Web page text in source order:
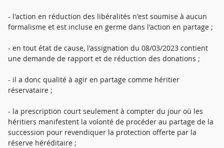
- l'action en réduction des libéralités n'est soumise à aucun
formalisme et est incluse en germe dans l'action en partage ;
- en tout état de cause, l'assignation du 08/03/2023 contient
une demande de rapport et de réduction des donations ;
- il a donc qualité à agir en partage comme héritier
réservataire ;
- la prescription court seulement à compter du jour où les
héritiers manifestent la volonté de procéder au partage de la
succession pour revendiquer la protection offerte par la
réserve héréditaire ;